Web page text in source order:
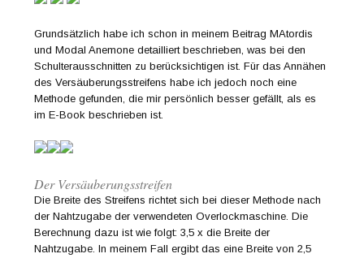
Grundsätzlich habe ich schon in meinem Beitrag MAtordis
und Modal Anemone detailliert beschrieben, was bei den
Schulterausschnitten zu berücksichtigen ist. Für das Annähen
des Versäuberungsstreifens habe ich jedoch noch eine
Methode gefunden, die mir persönlich besser gefällt, als es
im E-Book beschrieben ist.
Der Versäuberungsstreifen
Die Breite des Streifens richtet sich bei dieser Methode nach
der Nahtzugabe der verwendeten Overlockmaschine. Die
Berechnung dazu ist wie folgt: 3,5 x die Breite der
Nahtzugabe. In meinem Fall ergibt das eine Breite von 2,5